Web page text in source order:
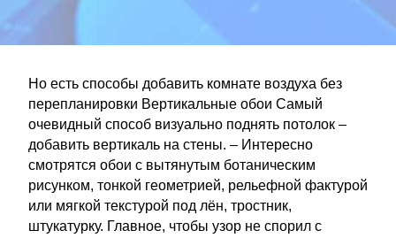
Но есть способы добавить комнате воздуха без
перепланировки Вертикальные обои Самый
очевидный способ визуально поднять потолок –
добавить вертикаль на стены. – Интересно
смотрятся обои с вытянутым ботаническим
рисунком, тонкой геометрией, рельефной фактурой
или мягкой текстурой под лён, тростник,
штукатурку. Главное, чтобы узор не спорил с